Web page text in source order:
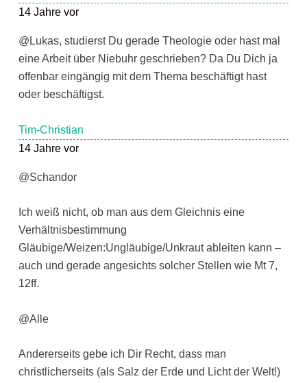
14 Jahre vor
@Lukas, studierst Du gerade Theologie oder hast mal
eine Arbeit über Niebuhr geschrieben? Da Du Dich ja
offenbar eingängig mit dem Thema beschäftigt hast
oder beschäftigst.
Tim-Christian
14 Jahre vor
@Schandor
Ich weiß nicht, ob man aus dem Gleichnis eine
Verhältnisbestimmung
Gläubige/Weizen:Ungläubige/Unkraut ableiten kann –
auch und gerade angesichts solcher Stellen wie Mt 7,
12ff.
@Alle
Andererseits gebe ich Dir Recht, dass man
christlicherseits (als Salz der Erde und Licht der Welt!)